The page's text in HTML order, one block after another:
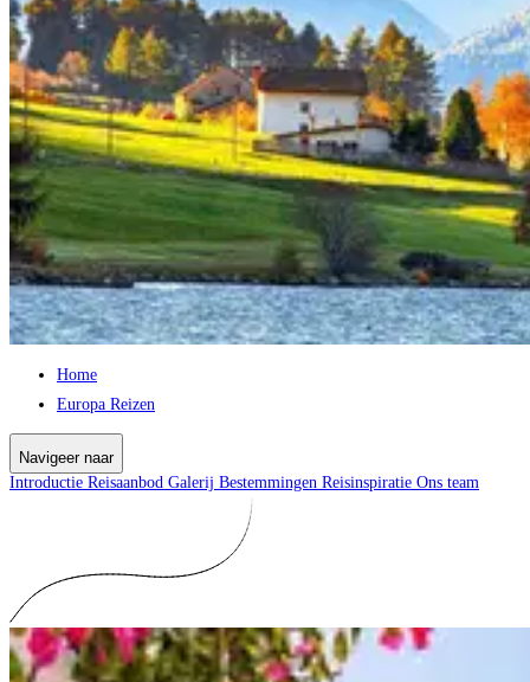
Home
Europa Reizen
Navigeer naar
Introductie Reisaanbod Galerij Bestemmingen Reisinspiratie Ons team